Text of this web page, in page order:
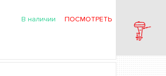
В наличии ПОСМОТРЕТЬ